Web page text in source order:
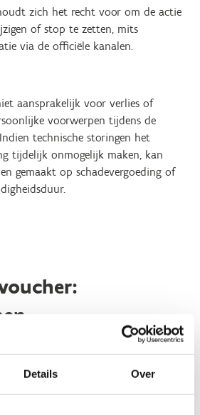
Details Over
zich het recht voor om de actie
of stop te zetten, mits
via de officiële kanalen.
aansprakelijk voor verlies of
voorwerpen tijdens de
technische storingen het
tijdelijk onmogelijk maken, kan
gemaakt op schadevergoeding of
zijn van toepassing op het gebruik
Vlaanderen. Door gebruik te
verklaart de gebruiker zich